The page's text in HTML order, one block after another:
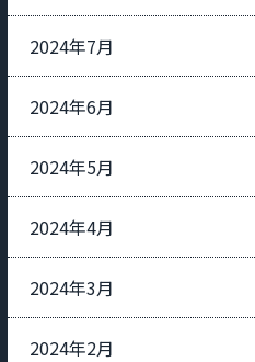
2024年7月
2024年6月
2024年5月
2024年4月
2024年3月
2024年2月